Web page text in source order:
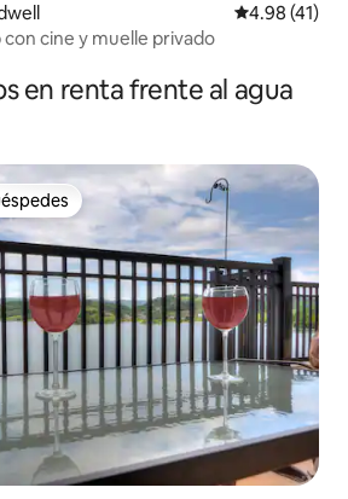
Calificación
4.98 (41)
cine y muelle privado
en renta frente al agua
entre huéspedes